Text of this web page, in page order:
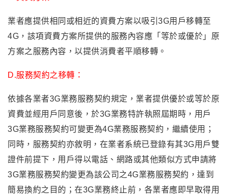
業者應提供相同或相近的資費方案以吸引3G用戶移轉至
4G，該項資費方案所提供的服務內容應「等於或優於」原
方案之服務內容，以提供消費者平順移轉。
D.服務契約之移轉：
依據各業者3G業務服務契約規定，業者提供優於或等於原
資費並經用戶同意後，於3G業務特許執照屆期時，用戶
3G業務服務契約可變更為4G業務服務契約，繼續使用；
同時，服務契約亦敘明，在業者系統已登錄有其3G用戶雙
證件前提下，用戶得以電話、網路或其他類似方式申請將
3G業務服務契約變更為該公司之4G業務服務契約，達到
簡易換約之目的；在3G業務終止前，各業者應即早取得用